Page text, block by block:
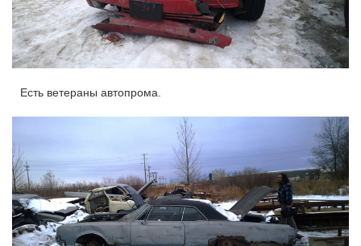
Есть ветераны автопрома.